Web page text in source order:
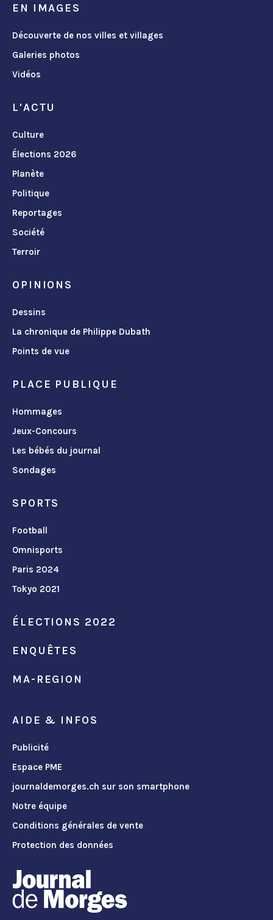
EN IMAGES
Découverte de nos villes et villages
Galeries photos
Vidéos
L'ACTU
Culture
Élections 2026
Planète
Politique
Reportages
Société
Terroir
OPINIONS
Dessins
La chronique de Philippe Dubath
Points de vue
PLACE PUBLIQUE
Hommages
Jeux-Concours
Les bébés du journal
Sondages
SPORTS
Football
Omnisports
Paris 2024
Tokyo 2021
ÉLECTIONS 2022
ENQUÊTES
MA-REGION
AIDE & INFOS
Publicité
Espace PME
journaldemorges.ch sur son smartphone
Notre équipe
Conditions générales de vente
Protection des données